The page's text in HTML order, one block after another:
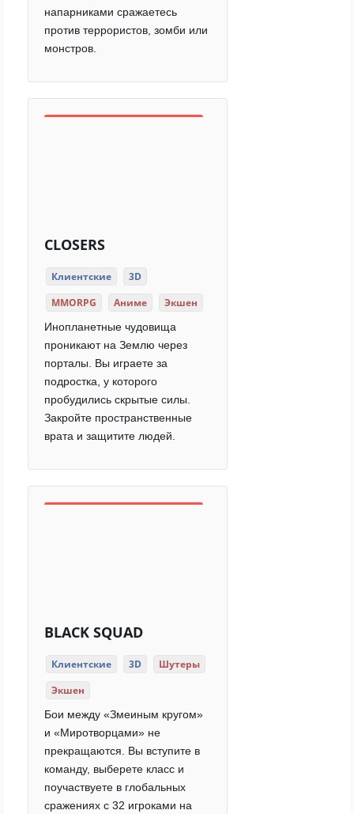
напарниками сражаетесь
против террористов, зомби или
монстров.
CLOSERS
Клиентские
3D
MMORPG
Аниме Экшен
Инопланетные чудовища
проникают на Землю через
порталы. Вы играете за
подростка, у которого
пробудились скрытые силы.
Закройте пространственные
врата и защитите людей.
BLACK SQUAD
Клиентские 3D
Шутеры
Экшен
Бои между «Змеиным кругом»
и «Миротворцами» не
прекращаются. Вы вступите в
команду, выберете класс и
поучаствуете в глобальных
сражениях с 32 игроками на